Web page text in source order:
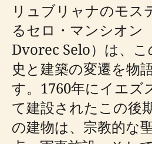
リュブリャナのモス
るセロ・マンシオン
Dvorec Selo）は、
史と建築の変遷を物
す。1760年にイエズ
て建設されたこの後
の建物は、宗教的な